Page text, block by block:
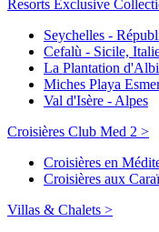
Resorts Exclusive
Seychelles -
Cefalù - Sicile,
La Plantation
Miches Playa
Val d'Isère - Alpes
Croisières Club Med 2 >
Croisières en
Croisières aux
Villas & Chalets >